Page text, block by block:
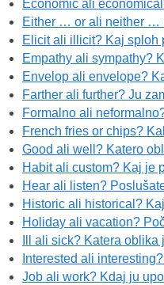
Economic ali
Either … or ali neither …
Elicit ali illicit? Kaj sploh
Empathy ali sympathy?
Envelop ali envelope?
Farther ali further? Ju
Formalno ali
French fries or chips?
Good ali well? Katero
Habit ali custom? Kaj je
Hear ali listen?
Historic ali historical?
Holiday ali vacation?
Ill ali sick? Katera
Interested ali
Job ali work? Kdaj ju